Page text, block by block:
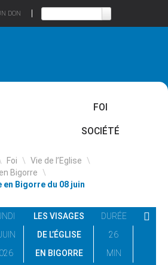
DON
FOI
SOCIÉTÉ
Foi \ Vie de l’Eglise \
Bigorre \
en Bigorre du 08 juin
LES VISAGES
DE L’ÉGLISE
EN BIGORRE
DURÉE
26
MIN